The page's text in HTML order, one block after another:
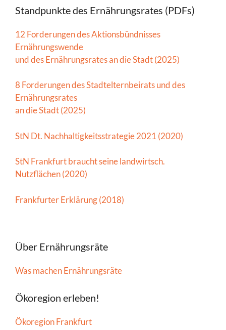
Standpunkte des Ernährungsrates (PDFs)
12 Forderungen des Aktionsbündnisses
Ernährungswende
und des Ernährungsrates an die Stadt (2025)
8 Forderungen des Stadtelternbeirats und des
Ernährungsrates
an die Stadt (2025)
StN Dt. Nachhaltigkeitsstrategie 2021 (2020)
StN Frankfurt braucht seine landwirtsch.
Nutzflächen (2020)
Frankfurter Erklärung (2018)
Über Ernährungsräte
Was machen Ernährungsräte
Ökoregion erleben!
Ökoregion Frankfurt